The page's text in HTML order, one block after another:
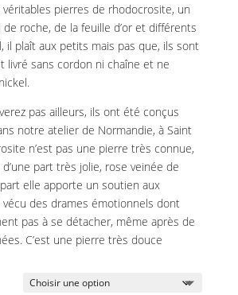
pierres de rhodocrosite, un
roche, de la feuille d’or et différents
il plaît aux petits mais pas que, ils sont
livré sans cordon ni chaîne et ne
pas ailleurs, ils ont été conçus
notre atelier de Normandie, à Saint
n’est pas une pierre très connue,
part très jolie, rose veinée de
elle apporte un soutien aux
vécu des drames émotionnels dont
pas à se détacher, même après de
C’est une pierre très douce